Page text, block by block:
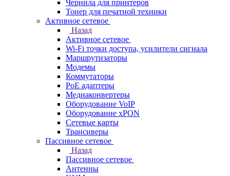
Чернила для принтеров
Тонер для печатной техники
Активное сетевое
Назад
Активное сетевое
Wi-Fi точки доступа, усилители сигнала
Маршрутизаторы
Модемы
Коммутаторы
PoE адаптеры
Медиаконвертеры
Оборудование VoIP
Оборудование xPON
Сетевые карты
Трансиверы
Пассивное сетевое
Назад
Пассивное сетевое
Антенны